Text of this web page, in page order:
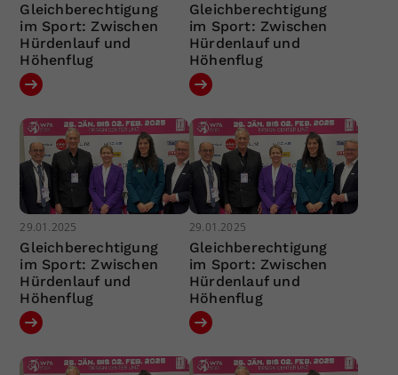
Gleichberechtigung
im Sport: Zwischen
Hürdenlauf und
Höhenflug
Gleichberechtigung
im Sport: Zwischen
Hürdenlauf und
Höhenflug
29.01.2025
Gleichberechtigung
im Sport: Zwischen
Hürdenlauf und
Höhenflug
29.01.2025
Gleichberechtigung
im Sport: Zwischen
Hürdenlauf und
Höhenflug